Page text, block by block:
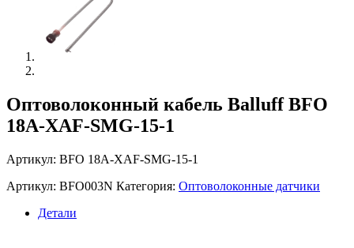
Оптоволоконный кабель Balluff BFO
18A-XAF-SMG-15-1
Артикул: BFO 18A-XAF-SMG-15-1
Артикул: BFO003N Категория: Оптоволоконные датчики
Детали